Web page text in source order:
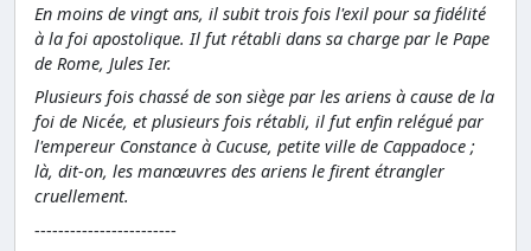
En moins de vingt ans, il subit trois fois l'exil pour sa fidélité
à la foi apostolique. Il fut rétabli dans sa charge par le Pape
de Rome, Jules Ier.
Plusieurs fois chassé de son siège par les ariens à cause de la
foi de Nicée, et plusieurs fois rétabli, il fut enfin relégué par
l'empereur Constance à Cucuse, petite ville de Cappadoce ;
là, dit-on, les manœuvres des ariens le firent étrangler
cruellement.
------------------------